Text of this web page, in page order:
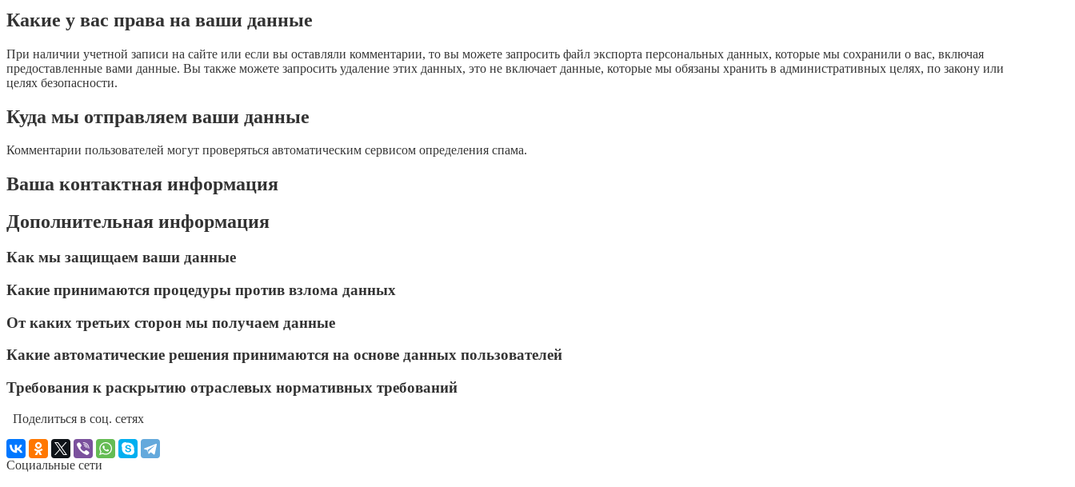
Какие у вас права на ваши данные
При наличии учетной записи на сайте или если вы оставляли комментарии, то вы можете запросить файл экспорта персональных данных, которые мы сохранили о вас, включая
предоставленные вами данные. Вы также можете запросить удаление этих данных, это не включает данные, которые мы обязаны хранить в административных целях, по закону или
целях безопасности.
Куда мы отправляем ваши данные
Комментарии пользователей могут проверяться автоматическим сервисом определения спама.
Ваша контактная информация
Дополнительная информация
Как мы защищаем ваши данные
Какие принимаются процедуры против взлома данных
От каких третьих сторон мы получаем данные
Какие автоматические решения принимаются на основе данных пользователей
Требования к раскрытию отраслевых нормативных требований
Поделиться в соц. сетях
Социальные сети